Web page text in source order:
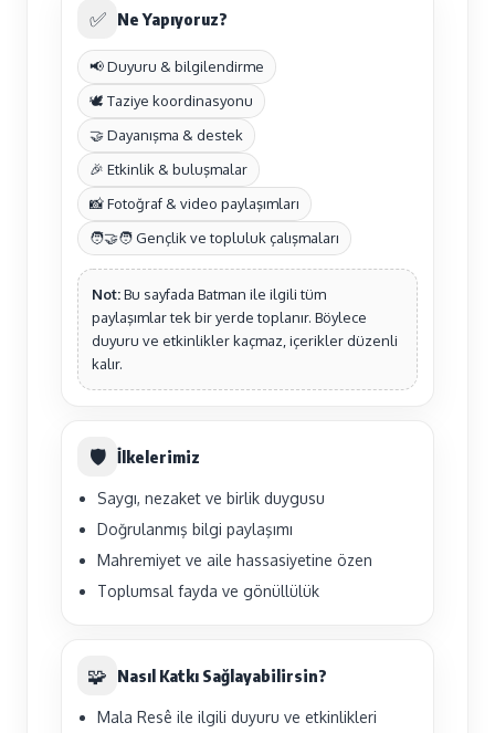
✅ Ne Yapıyoruz?
📢 Duyuru & bilgilendirme
🕊️ Taziye koordinasyonu
🤝 Dayanışma & destek
🎉 Etkinlik & buluşmalar
📸 Fotoğraf & video paylaşımları
🧑‍🤝‍🧑 Gençlik ve topluluk çalışmaları
Not:Bu sayfada Batman ile ilgili tüm
paylaşımlar tek bir yerde toplanır. Böylece
duyuru ve etkinlikler kaçmaz, içerikler düzenli
kalır.
🛡️ İlkelerimiz
Saygı, nezaket ve birlik duygusu
Doğrulanmış bilgi paylaşımı
Mahremiyet ve aile hassasiyetine özen
Toplumsal fayda ve gönüllülük
🧩 Nasıl Katkı Sağlayabilirsin?
Mala Resê ile ilgili duyuru ve etkinlikleri